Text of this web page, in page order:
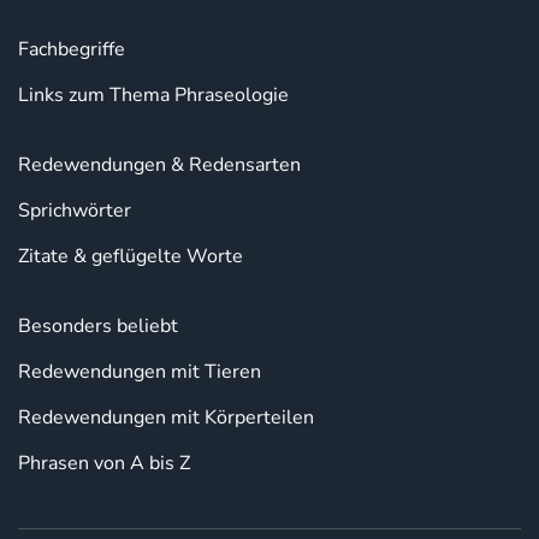
Fachbegriffe
Links zum Thema Phraseologie
Redewendungen & Redensarten
Sprichwörter
Zitate & geflügelte Worte
Besonders beliebt
Redewendungen mit Tieren
Redewendungen mit Körperteilen
Phrasen von A bis Z